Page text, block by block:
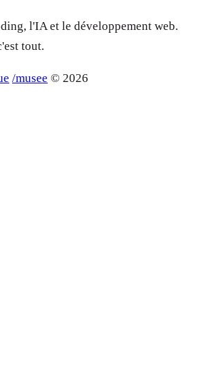
l'IA et le développement web.
tout.
/musee © 2026